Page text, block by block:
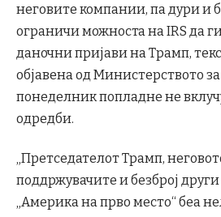
неговите компании, па дури и
ограничи можноста на IRS да
даночни пријави на Трамп,
објавена од Министерството
понеделник попладне не
одредби.
„Претседателот Трамп,
поддржувачите и безброј
„Америка на прво место“ беа